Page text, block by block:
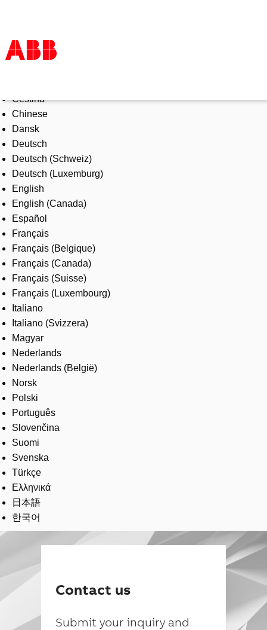
Products & Solutions
Industries
Services
About us
Where to buy
Contact us
Careers
Čeština
Chinese
Dansk
Deutsch
Deutsch (Schweiz)
Deutsch (Luxemburg)
English
English (Canada)
Español
Français
Français (Belgique)
Français (Canada)
Français (Suisse)
Français (Luxembourg)
Italiano
Italiano (Svizzera)
Magyar
Nederlands
Nederlands (België)
Norsk
Polski
Português
Slovenčina
Suomi
Svenska
Türkçe
Ελληνικά
日本語
한국어
Contact us
Submit your inquiry and